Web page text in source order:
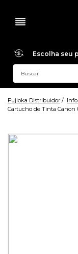
Escolha seu
Fujioka Distribuidor
Cartucho de Tinta Canon